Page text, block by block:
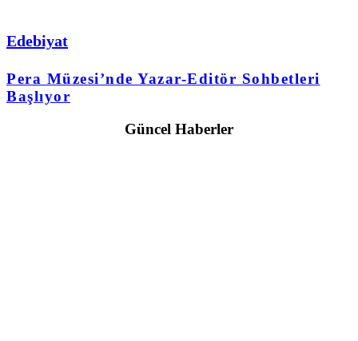
Edebiyat
Pera Müzesi’nde Yazar-Editör Sohbetleri
Başlıyor
Güncel Haberler